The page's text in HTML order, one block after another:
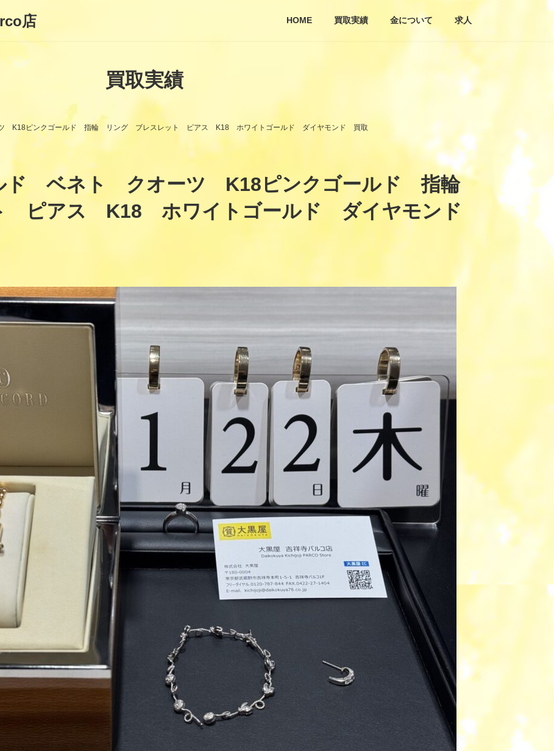
店 HOME 買取実績 金について 求人
買取実績
K18ピンクゴールド 指輪 リング ブレスレット ピアス K18 ホワイトゴールド ダイヤモンド 買取
ド ベネト クオーツ K18ピンクゴールド 指輪
ピアス K18 ホワイトゴールド ダイヤモンド